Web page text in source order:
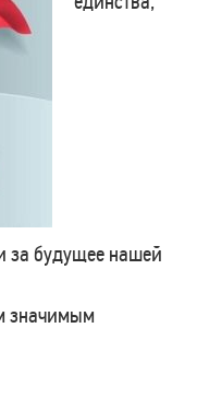
за будущее нашей
значимым